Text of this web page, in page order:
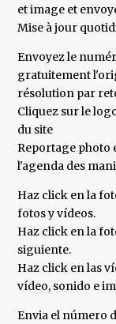
et image et
Mise à jour
Envoyez le
gratuitement
résolution par
Cliquez sur le
du site
Reportage photo
l'agenda des
Haz click en la
fotos y vídeos.
Haz click en la
siguiente.
Haz click en las
vídeo, sonido e
Envia el número